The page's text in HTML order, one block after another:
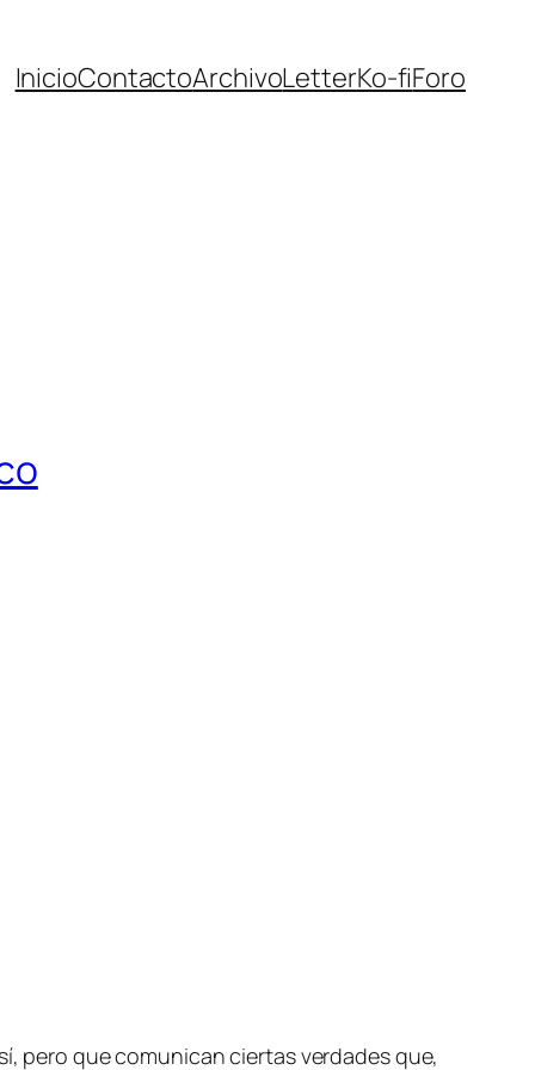
InicioContactoArchivoLetterKo-fiForo
pe­ro que co­mu­ni­can cier­tas ver­da­des que,